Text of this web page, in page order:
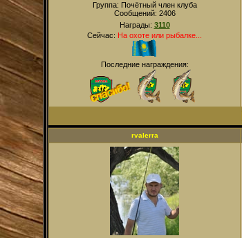
Группа: Почётный член клуба
Сообщений: 2406
Награды: 3110
Сейчас: На охоте или рыбалке...
Последние награждения:
rvalerra